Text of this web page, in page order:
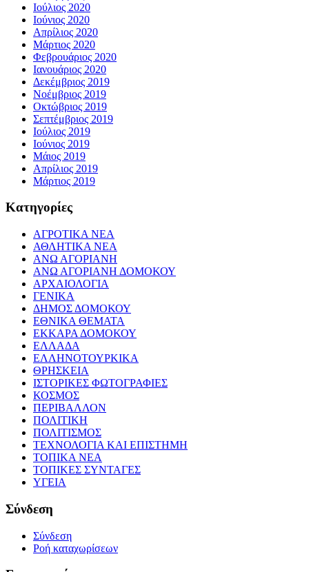
Ιούλιος 2020
Ιούνιος 2020
Απρίλιος 2020
Μάρτιος 2020
Φεβρουάριος 2020
Ιανουάριος 2020
Δεκέμβριος 2019
Νοέμβριος 2019
Οκτώβριος 2019
Σεπτέμβριος 2019
Ιούλιος 2019
Ιούνιος 2019
Μάιος 2019
Απρίλιος 2019
Μάρτιος 2019
Kατηγορίες
ΑΓΡΟΤΙΚΑ ΝΕΑ
ΑΘΛΗΤΙΚΑ ΝΕΑ
ΑΝΩ ΑΓΟΡΙΑΝΗ
ΑΝΩ ΑΓΟΡΙΑΝΗ ΔΟΜΟΚΟΥ
ΑΡΧΑΙΟΛΟΓΙΑ
ΓΕΝΙΚΑ
ΔΗΜΟΣ ΔΟΜΟΚΟΥ
ΕΘΝΙΚΑ ΘΕΜΑΤΑ
ΕΚΚΑΡΑ ΔΟΜΟΚΟΥ
ΕΛΛΑΔΑ
ΕΛΛΗΝΟΤΟΥΡΚΙΚΑ
ΘΡΗΣΚΕΙΑ
ΙΣΤΟΡΙΚΕΣ ΦΩΤΟΓΡΑΦΙΕΣ
ΚΟΣΜΟΣ
ΠΕΡΙΒΑΛΛΟΝ
ΠΟΛΙΤΙΚΗ
ΠΟΛΙΤΙΣΜΟΣ
ΤΕΧΝΟΛΟΓΙΑ ΚΑΙ ΕΠΙΣΤΗΜΗ
ΤΟΠΙΚΑ ΝΕΑ
ΤΟΠΙΚΕΣ ΣΥΝΤΑΓΕΣ
ΥΓΕΙΑ
Σύνδεση
Σύνδεση
Ροή καταχωρίσεων